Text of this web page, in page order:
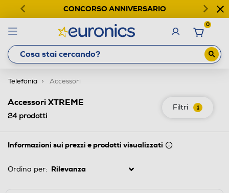
CONCORSO ANNIVERSARIO
0
Telefonia Accessori
Filtri 1
Accessori XTREME
24prodotti
Informazioni sui prezzi e prodotti visualizzati
Ordina per: